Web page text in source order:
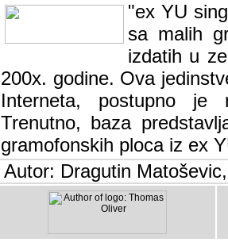
"ex YU
sa malih
izdatih u
200x. godine. Ova
Interneta, postupno je
baza predstavlja
ploca iz ex YU.
Autor: Dragutin